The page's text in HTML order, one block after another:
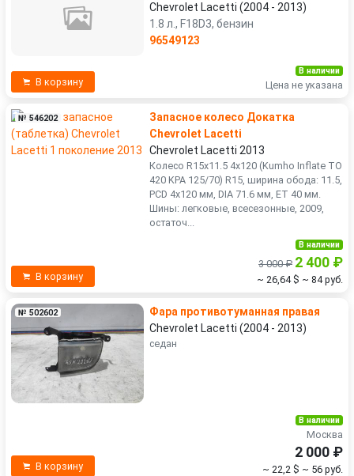
Chevrolet Lacetti (2004 - 2013)
1.8 л., F18D3, бензин
96549123
В корзину
В наличии
Цена не указана
№ 546202
Запасное колесо Докатка
Chevrolet Lacetti
Chevrolet Lacetti 2013
Колесо R15x11.5 4x120 (Kumho Inflate TO
420 KPA 125/70) R15, ширина обода: 11.5,
PCD 4x120 мм, DIA 71.6 мм, ET 40 мм.
Шины: легковые, всесезонные, 2009,
остаточ...
В корзину
В наличии
3 000 ₽ 2 400 ₽
~ 26,64 $ ~ 84 руб.
№ 502602
Фара противотуманная правая
Chevrolet Lacetti (2004 - 2013)
седан
В корзину
В наличии
Москва
2 000 ₽
~ 22,2 $ ~ 56 руб.